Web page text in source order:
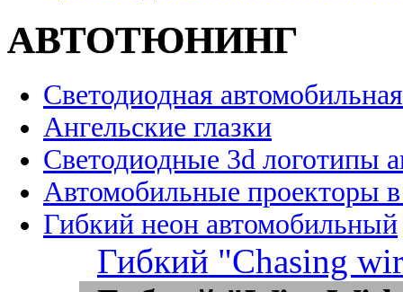
АВТОТЮНИНГ
Светодиодная
Ангельские глазки
Светодиодные 3d логотипы
Автомобильные проекторы
Гибкий неон автомобильный
Гибкий "Chasing